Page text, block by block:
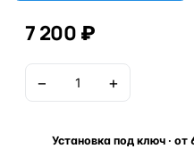
7 200 ₽
− +
Установка под ключ ·